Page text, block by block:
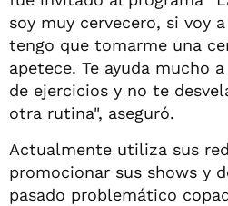
soy muy cervecero, si voy
tengo que tomarme una
apetece. Te ayuda mucho
de ejercicios y no te
otra rutina", aseguró.
Actualmente utiliza sus
promocionar sus shows y
pasado problemático